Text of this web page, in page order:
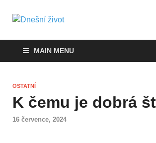
Dnešní
současnosti
MAIN MENU
OSTATNÍ
K čemu je dobrá
16 července, 2024